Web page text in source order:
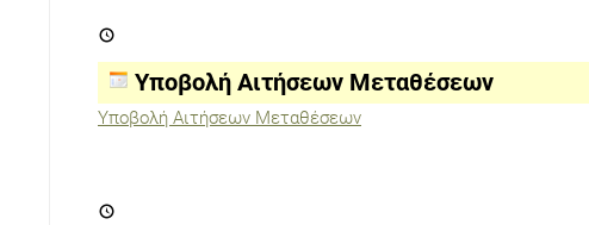
a
s
Αιτήσεων
Υποβολή Αιτήσεων Μεταθέσεων
Υποβολή Αιτήσεων Μεταθέσεων
Πανελλήνιος